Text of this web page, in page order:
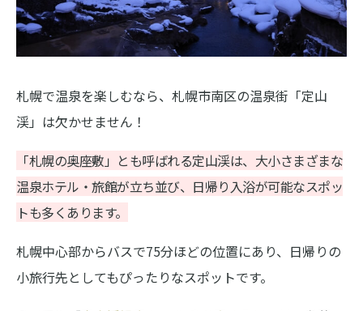
札幌で温泉を楽しむなら、札幌市南区の温泉街「定山
渓」は欠かせません！
「札幌の奥座敷」とも呼ばれる定山渓は、大小さまざまな
温泉ホテル・旅館が立ち並び、日帰り入浴が可能なスポッ
トも多くあります。
札幌中心部からバスで75分ほどの位置にあり、日帰りの
小旅行先としてもぴったりなスポットです。